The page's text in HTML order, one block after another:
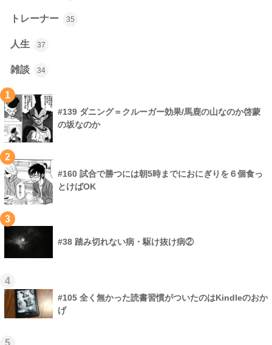
トレーナー 35
人生 37
雑談 34
1
#139 ダニング＝クルーガー効果/馬鹿の山なのか啓蒙
の坂なのか
2
#160 試合で勝つには朝5時までにおにぎりを６個食っ
とけばOK
3
#38 踏み切れない病・駆け抜け病②
4
#105 全く無かった読書習慣がついたのはKindleのおか
げ
5